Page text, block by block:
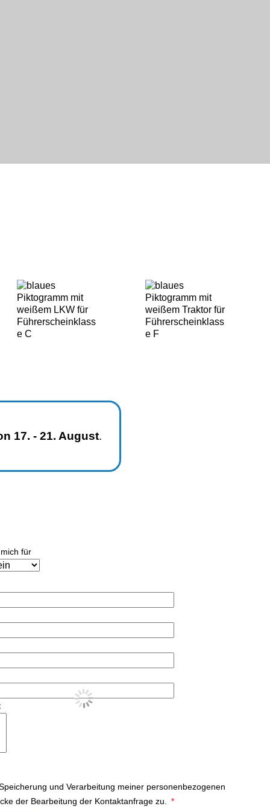
17. - 21. August.
für
und Verarbeitung meiner personenbezogenen
der Bearbeitung der Kontaktanfrage zu.
*